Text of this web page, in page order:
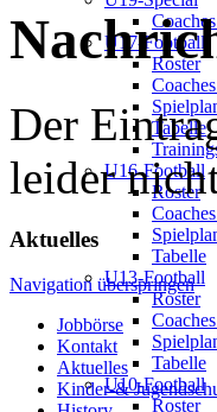
U17-Football
Roster
Tabelle
U16-Football
Roster
Tabelle
U13-Football
Roster
Tabelle
U10-Football
Roster
Der
leider
Aktuelles
Navigation überspringen
Jobbörse
Kontakt
Aktuelles
Kinder-&